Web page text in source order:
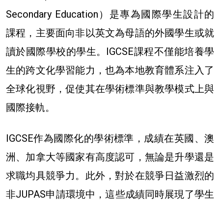
Secondary Education）是專為國際學生設計的
課程，主要面向非以英文為母語的外國學生或就
讀於國際學校的學生。IGCSE課程不僅能培養學
生的跨文化學習能力，也為本地教育體系注入了
全球化視野，促使其在學術標準與教學模式上與
國際接軌。
IGCSE作為國際化的學術標準，成績在英國、澳
洲、加拿大等國家有高度認可，無論是升學還是
求職均具競爭力。此外，對於在競爭日益激烈的
非JUPAS申請環境中，這些成績同時展現了學生